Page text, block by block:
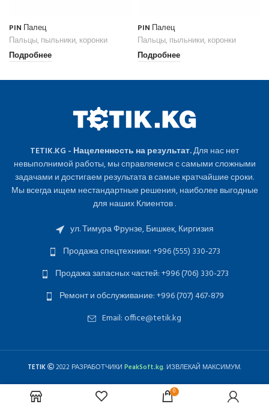
PIN Палец
Пальцы, пыльники, коронки
Подробнее
PIN Палец
Пальцы, пыльники, коронки
Подробнее
TETIK.KG - Нацеленность на результат.Для нас нет
невыполнимой работы, мы справляемся с самыми сложными
задачами и достигаем результата в самые кратчайшие сроки.
Мы всегда ищем нестандартные решения, наиболее выгодные
для наших Клиентов .
ул. Тимура Фрунзе, Бишкек, Киргизия
Продажа спецтехники: +996 (555) 330-273
Продажа запасных частей: +996 (706) 330-273
Ремонт и обслуживание: +996 (707) 467-879
Email: office@tetik.kg
TETIK 2022 РАЗРАБОТЧИКИ PeakSoft.kg. ИЗВЛЕКАЙ МАКСИМУМ.
0